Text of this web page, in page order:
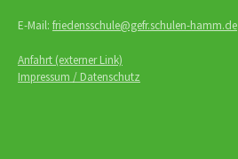
E-Mail: friedensschule@gefr.schulen-hamm.de
Anfahrt (externer Link)
Impressum / Datenschutz